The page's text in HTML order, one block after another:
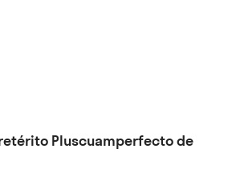
Pluscuamperfecto de